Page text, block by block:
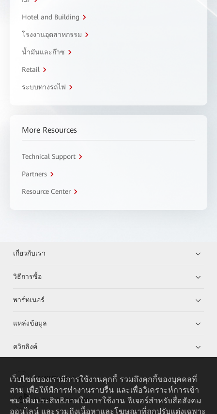
Hotel and Building
โรงงานอุตสาหกรรม
น้ำมันและก๊าซ
Retail
ระบบทางรถไฟ
More Resources
Technical Support
Partners
Resource Center
เกี่ยวกับเรา
วิธีการซื้อ
พาร์ทเนอร์
แหล่งข้อมูล
ควิกลิงค์
HUAWEI eKit App
Huawei HiKnow App
เว็บไซต์ของเรามีการใช้งานคุกกี้ รวมถึงคุกกี้ของบุคคลที่
สาม เพื่อให้มีการทำงานราบรื่น และเพื่อวิเคราะห์การเข้า
ชม เพิ่มประสิทธิภาพในการใช้งาน ฟีเจอร์สำหรับสื่อสังคม
ออนไลน์ และรวมถึงเนื้อหาและโฆษณาที่ถูกปรับแต่งเฉพาะ